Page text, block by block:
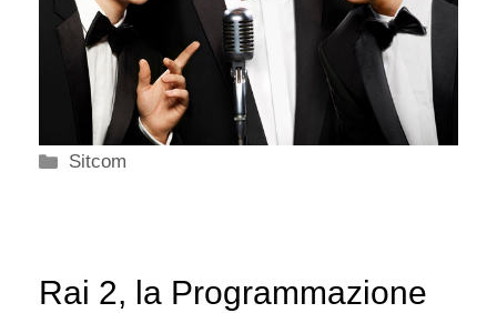
Categorie
Sitcom
Rai 2, la Programmazione